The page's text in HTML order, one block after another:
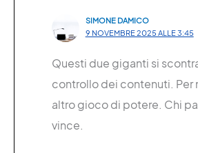
SIMONE DAMICO
9 NOVEMBRE 2025 ALLE 3:45
Questi due giganti si
controllo dei contenuti. Per
altro gioco di potere. Chi
vince.